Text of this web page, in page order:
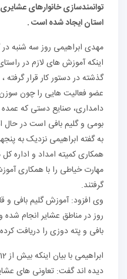
خانوارهای عشایری10
ایجاد شده است.
ابراهیمی روز سه شنبه در گفت و گو با
آموزش های لازم در راستای
فعالیت هایی را چون سوزن دوزی،
صنایع دستی که عمده
و گلیم بافی است در حال انجام
ابراهیمی نزدیک به پنجهزار نفر
خیاطی را با همکاری آموزش فنی
و پته دوزی را دریافت کرده اند…
ابراهیمی با